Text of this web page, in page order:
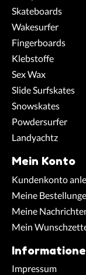
Skateboards
Wakesurfer
Fingerboards
Klebstoffe
Sex Wax
Slide Surfskates
Snowskates
Powdersurfer
Landyachtz
Mein Konto
Kundenkonto
Meine
Meine
Mein
Impressum